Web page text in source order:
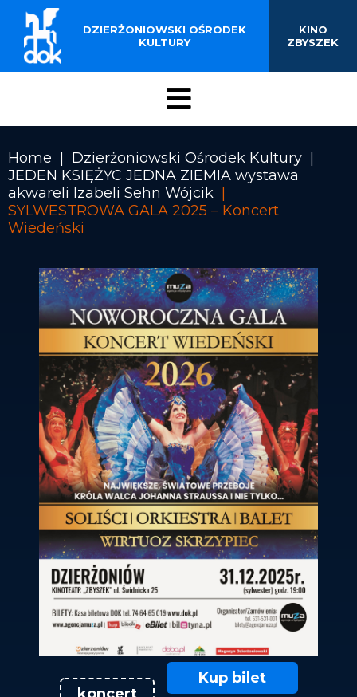
Przejdź
treści
Menu
DOK
BUDYNKU KINOTEATRU
„ZBYSZEK” W
DZIERŻONIOWIE
DZIERŻONIOWSKI OŚRODEK
KULTURY
KINO
ZBYSZEK
Ścieżka
nawigacyjna
Home
Dzierżoniowski Ośrodek Kultury
JEDEN KSIĘŻYC JEDNA ZIEMIA wystawa
akwareli Izabeli Sehn Wójcik
SYLWESTROWA GALA 2025 – Koncert
Wiedeński
Kup bilet